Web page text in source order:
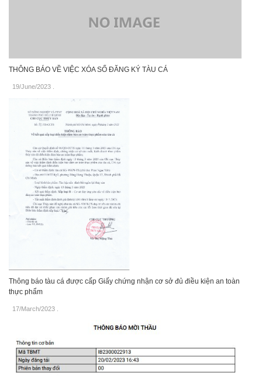
THÔNG BÁO VỀ VIỆC XÓA SỐ ĐĂNG KÝ TÀU CÁ
19/June/2023
Thông báo tàu cá được cấp Giấy chứng nhận cơ sở đủ điều kiện an toàn
thực phẩm
17/March/2023